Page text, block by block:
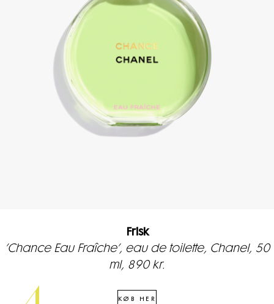
Frisk
’Chance Eau Fraîche’, eau de toilette, Chanel, 50
ml, 890 kr.
KØB HER